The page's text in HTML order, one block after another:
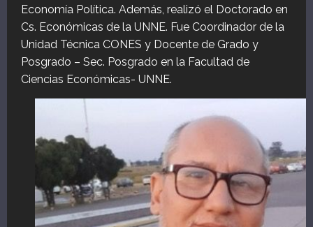
Economía Política. Además, realizó el Doctorado en
Cs. Económicas de la UNNE. Fue Coordinador de la
Unidad Técnica CONES y Docente de Grado y
Posgrado – Sec. Posgrado en la Facultad de
Ciencias Económicas- UNNE.